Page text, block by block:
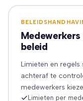
beleid
Limieten en regels
achteraf te
medewerkers
Limieten per